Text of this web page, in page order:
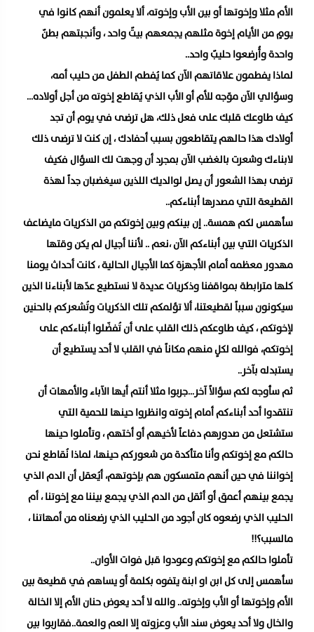
الأم مثلا وإخوتها أو بين الأب وإخوته، ألا يعلمون أنهم كانوا في
يومٍ من الأيام إخوة مثلهم يجمعهم بيتٌ واحد ، وأنجبتهم بطنٌ
واحدة وأُرضعوا حليبٌ واحد..
لماذا يفطمون علاقاتهم الآن كما يُفطم الطفل من حليب أمه،
وسؤالي الآن موّجه للأم أو الأب الذي يُقاطع إخوته من أجل أولاده…
كيف طاوعك قلبك على فعل ذلك، هل ترضى في يوم أن تجد
أولادك هذا حالهم يتقاطعون بسبب أحفادك ، إن كنت لا ترضى ذلك
لابناءك وشعرت بالغضب الآن بمجرد أن وجهت لك السؤال فكيف
ترضى بهذا الشعور أن يصل لوالديك اللذين سيغضبان جداً لهذة
القطيعة التي مصدرها أبناءكم..
سأهمس لكم همسة.. إن بينكم وبين إخوتكم من الذكريات مايضاعف
الذكريات التي بين أبناءكم الآن ،نعم .. لأننا أجيال لم يكن وقتها
مهدور معظمه أمام الأجهزة كما الأجيال الحالية ، كانت أحداث يومنا
كلها مترابطة بمواقفنا وذكريات عديدة لا نستطيع عدّها لأبناءنا الذين
سيكونون سبباً لقطيعتنا، ألا تؤلمكم تلك الذكريات وتُشعركم بالحنين
لإخوتكم ، كيف طاوعكم ذلك القلب على أن تُفضّلوا أبناءكم على
إخوتكم، فوالله لكلٍ منهم مكاناً في القلب لا أحد يستطيع أن
يستبدله بآخر..
ثم سأوجه لكم سؤالاً آخر…جربوا مثلا أنتم أيها الآباء والأمهات أن
تنتقدوا أحد أبناءكم أمام إخوته وانظروا حينها للحمية التي
ستشتعل من صدورهم دفاعاً لأخيهم أو أختهم ، وتأملوا حينها
حالكم مع إخوتكم وأنا متأكدة من شعوركم حينها، لماذا نُقاطع نحن
إخواننا في حين أنهم متمسكون هم بإخوتهم، أيُعقل أن الدم الذي
يجمع بينهم أعمق أو أثقل من الدم الذي يجمع بيننا مع إخوتنا ، أم
الحليب الذي رضعوه كان أجود من الحليب الذي رضعناه من أمهاتنا ،
مالسبب؟!!
تأملوا حالكم مع إخوتكم وعودوا قبل فوات الأوان..
سأهمس إلى كل ابن او ابنة يتفوه بكلمة أو يساهم في قطيعة بين
الأم وإخوتها أو الأب وإخوته.. والله لا أحد يعوض حنان الأم إلا الخالة
والخال ولا أحد يعوض سند الأب وعزوته إلا العم والعمة..فقاربوا بين